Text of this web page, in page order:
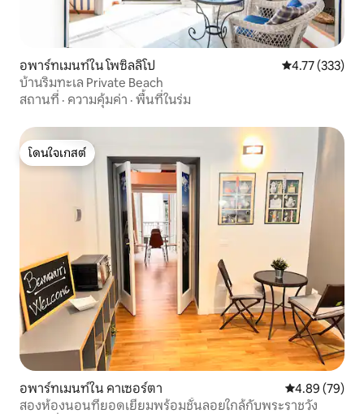
อพาร์ทเมนท์ใน โพซิลลิโป คะแนนเฉลี่ย
4.77 (333)
บ้านริมทะเล Private Beach
สถานที่ · ความคุ้มค่า · พื้นที่ในร่ม
โดนใจเกสต์
โดนใจเกสต์
อพาร์ทเมนท์ใน คาเซอร์ตา คะแนนเฉลี่ย
4.89 (79)
สองห้องนอนที่ยอดเยี่ยมพร้อมชั้นลอยใกล้กับพระราชวัง